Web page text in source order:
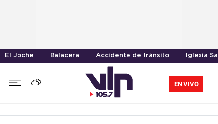
El Joche Balacera Accidente de tránsito Iglesia
EN VIVO